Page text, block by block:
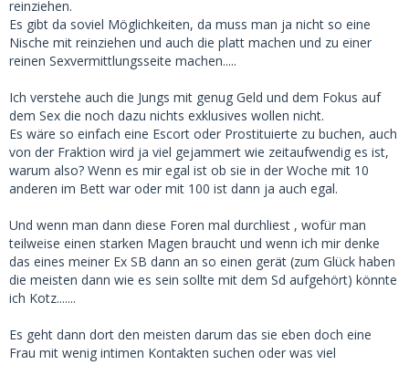
reinziehen.
Es gibt da soviel Möglichkeiten, da muss man ja nicht so eine
Nische mit reinziehen und auch die platt machen und zu einer
reinen Sexvermittlungsseite machen.....
Ich verstehe auch die Jungs mit genug Geld und dem Fokus auf
dem Sex die noch dazu nichts exklusives wollen nicht.
Es wäre so einfach eine Escort oder Prostituierte zu buchen, auch
von der Fraktion wird ja viel gejammert wie zeitaufwendig es ist,
warum also? Wenn es mir egal ist ob sie in der Woche mit 10
anderen im Bett war oder mit 100 ist dann ja auch egal.
Und wenn man dann diese Foren mal durchliest , wofür man
teilweise einen starken Magen braucht und wenn ich mir denke
das eines meiner Ex SB dann an so einen gerät (zum Glück haben
die meisten dann wie es sein sollte mit dem Sd aufgehört) könnte
ich Kotz.......
Es geht dann dort den meisten darum das sie eben doch eine
Frau mit wenig intimen Kontakten suchen oder was viel